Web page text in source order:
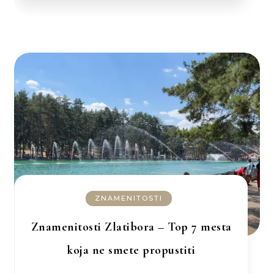
ZNAMENITOSTI
Znamenitosti Zlatibora – Top 7 mesta
koja ne smete propustiti